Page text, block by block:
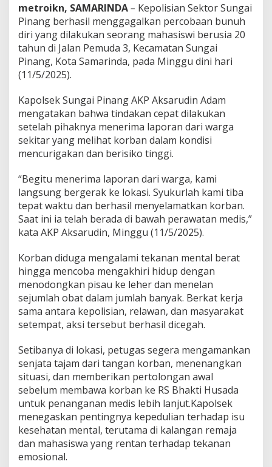
metroikn, SAMARINDA– Kepolisian Sektor Sungai
Pinang berhasil menggagalkan percobaan bunuh
diri yang dilakukan seorang mahasiswi berusia 20
tahun di Jalan Pemuda 3, Kecamatan Sungai
Pinang, Kota Samarinda, pada Minggu dini hari
(11/5/2025).
Kapolsek Sungai Pinang AKP Aksarudin Adam
mengatakan bahwa tindakan cepat dilakukan
setelah pihaknya menerima laporan dari warga
sekitar yang melihat korban dalam kondisi
mencurigakan dan berisiko tinggi.
“Begitu menerima laporan dari warga, kami
langsung bergerak ke lokasi. Syukurlah kami tiba
tepat waktu dan berhasil menyelamatkan korban.
Saat ini ia telah berada di bawah perawatan medis,”
kata AKP Aksarudin, Minggu (11/5/2025).
Korban diduga mengalami tekanan mental berat
hingga mencoba mengakhiri hidup dengan
menodongkan pisau ke leher dan menelan
sejumlah obat dalam jumlah banyak. Berkat kerja
sama antara kepolisian, relawan, dan masyarakat
setempat, aksi tersebut berhasil dicegah.
Setibanya di lokasi, petugas segera mengamankan
senjata tajam dari tangan korban, menenangkan
situasi, dan memberikan pertolongan awal
sebelum membawa korban ke RS Bhakti Husada
untuk penanganan medis lebih lanjut.Kapolsek
menegaskan pentingnya kepedulian terhadap isu
kesehatan mental, terutama di kalangan remaja
dan mahasiswa yang rentan terhadap tekanan
emosional.